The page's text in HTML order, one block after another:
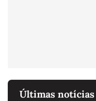
Últimas notícias